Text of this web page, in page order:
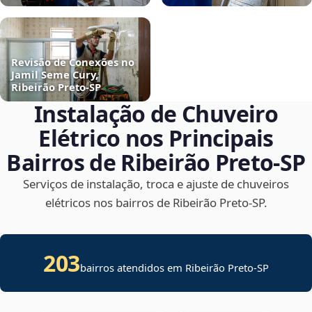
Revisão de Conexões no
Jamil Seme Cury,
Ribeirão Preto‑SP
Instalação de Chuveiro
Elétrico nos Principais
Bairros de Ribeirão Preto‑SP
Serviços de instalação, troca e ajuste de chuveiros
elétricos nos bairros de Ribeirão Preto‑SP.
203bairros atendidos em Ribeirão Preto-SP